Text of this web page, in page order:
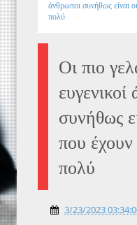
άνθρωποι συνήθως είναι
πολύ
Οι πιο
συνήθως
που
πολύ
3/23/2023